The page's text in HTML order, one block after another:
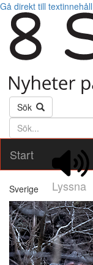
Gå direkt till textinnehåll
Sök
Söktext
Start
Lyssna
Sverige